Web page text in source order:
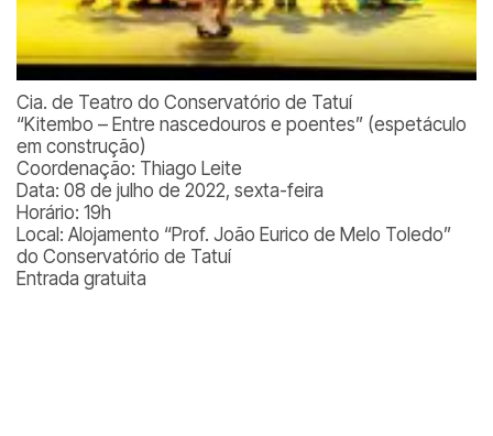
Cia. de Teatro do Conservatório de Tatuí
“Kitembo – Entre nascedouros e poentes” (espetáculo
em construção)
Coordenação: Thiago Leite
Data: 08 de julho de 2022, sexta-feira
Horário: 19h
Local: Alojamento “Prof. João Eurico de Melo Toledo”
do Conservatório de Tatuí
Entrada gratuita